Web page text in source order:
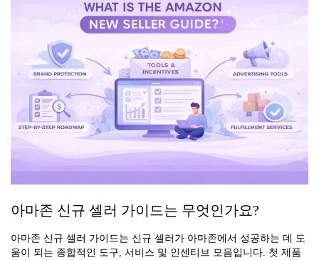
아마존 신규 셀러 가이드는 무엇인가요?
아마존 신규 셀러 가이드는 신규 셀러가 아마존에서 성공하는 데 도
움이 되는 종합적인 도구, 서비스 및 인센티브 모음입니다. 첫 제품